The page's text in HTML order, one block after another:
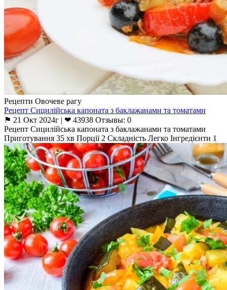
Рецепти Овочеве рагу
Рецепт Сицилійська капоната з баклажанами та томатами
⚑ 21 Окт 2024г | ❤ 43938 Отзывы: 0
Рецепт Сицилійська капоната з баклажанами та томатами
Приготування 35 хв Порції 2 Складність Легко Інгредієнти 1